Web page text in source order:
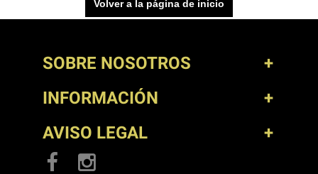
Volver a la página de inicio
SOBRE NOSOTROS
INFORMACIÓN
AVISO LEGAL